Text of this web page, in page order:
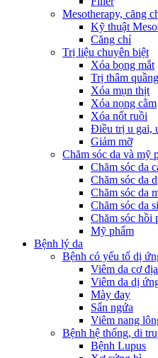
Mesotherapy, căng
Kỹ thuật
Căng chỉ
Trị liệu chuyên biệt
Xóa bọng mắt
Trị thâm
Xóa mụn thịt
Xóa nọng cằm
Xóa nốt ruồi
Điều trị u gai,
Giảm mỡ
Chăm sóc da và mỹ
Chăm sóc da
Chăm sóc da
Chăm sóc da
Chăm sóc da
Chăm sóc hồi
Mỹ phẩm
Bệnh lý da
Bệnh có yếu tố dị
Viêm da cơ địa
Viêm da dị
Mày đay
Sẩn ngứa
Viêm nang
Bệnh hệ thống, di
Bệnh Lupus